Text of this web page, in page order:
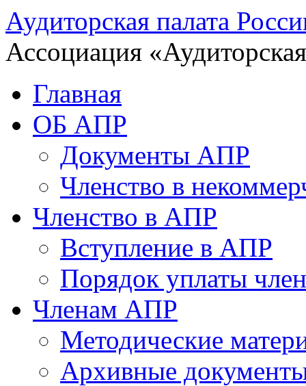
Аудиторская палата
Ассоциация
Главная
ОБ АПР
Документы АПР
Членство в
Членство в АПР
Вступление в АПР
Порядок уплаты
Членам АПР
Методические
Архивные